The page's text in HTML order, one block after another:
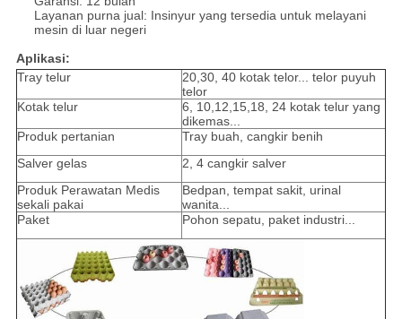
Layanan purna jual: Insinyur yang tersedia untuk melayani
mesin di luar negeri
Aplikasi:
Tray telur
20,30, 40 kotak telor... telor puyuh
telor
Kotak telur
6, 10,12,15,18, 24 kotak telur yang
dikemas...
Produk pertanian
Tray buah, cangkir benih
Salver gelas
2, 4 cangkir salver
Produk Perawatan Medis
sekali pakai
Bedpan, tempat sakit, urinal
wanita...
Paket
Pohon sepatu, paket industri...